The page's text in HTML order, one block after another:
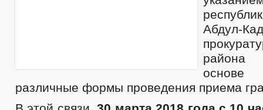
Абдул-
района
основе
различные формы проведения приема